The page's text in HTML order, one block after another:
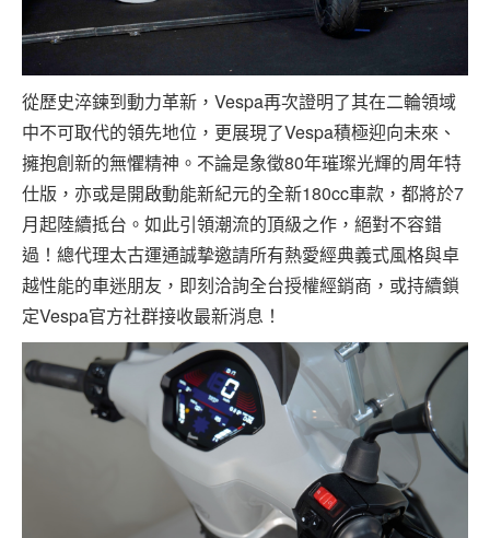
從歷史淬鍊到動力革新，Vespa再次證明了其在二輪領域
中不可取代的領先地位，更展現了Vespa積極迎向未來、
擁抱創新的無懼精神。不論是象徵80年璀璨光輝的周年特
仕版，亦或是開啟動能新紀元的全新180cc車款，都將於7
月起陸續抵台。如此引領潮流的頂級之作，絕對不容錯
過！總代理太古運通誠摯邀請所有熱愛經典義式風格與卓
越性能的車迷朋友，即刻洽詢全台授權經銷商，或持續鎖
定Vespa官方社群接收最新消息！